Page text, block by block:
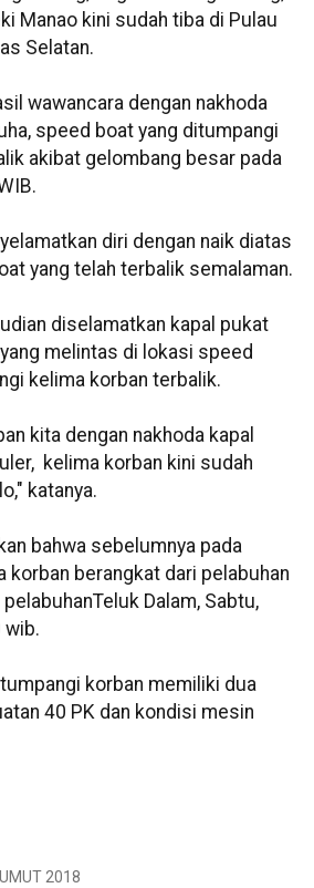
Manao kini sudah tiba di Pulau
Selatan.
wawancara dengan nakhoda
speed boat yang ditumpangi
akibat gelombang besar pada
diri dengan naik diatas
yang telah terbalik semalaman.
diselamatkan kapal pukat
melintas di lokasi speed
kelima korban terbalik.
kita dengan nakhoda kapal
kelima korban kini sudah
katanya.
bahwa sebelumnya pada
korban berangkat dari pelabuhan
Dalam, Sabtu,
wib.
korban memiliki dua
40 PK dan kondisi mesin
2018